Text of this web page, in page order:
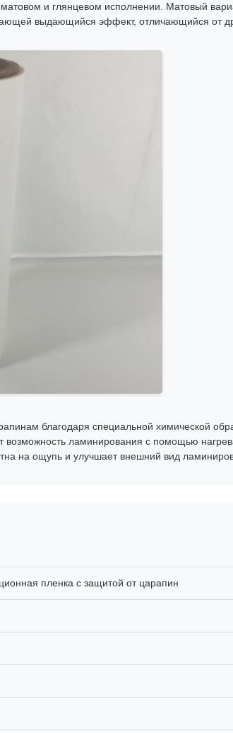
и глянцевом исполнении. Матовый
выдающийся эффект, отличающийся от
благодаря специальной химической
возможность ламинирования с помощью
на ощупь и улучшает внешний вид
пленка с защитой от царапин